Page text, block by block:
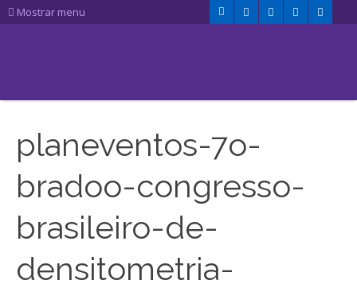
Mostrar menu
planeventos-7o-
bradoo-congresso-
brasileiro-de-
densitometria-